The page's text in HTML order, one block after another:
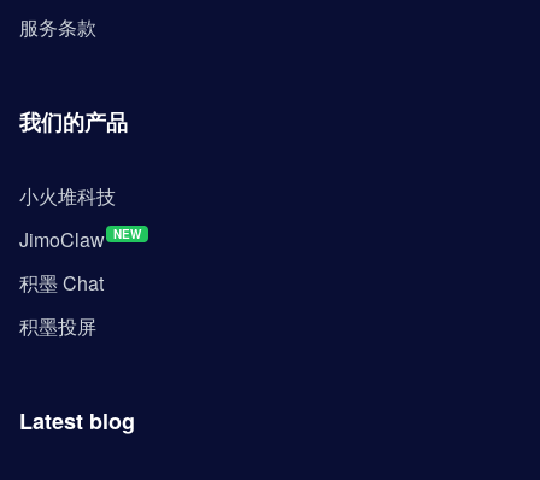
服务条款
我们的产品
小火堆科技
JimoClaw NEW
积墨 Chat
积墨投屏
Latest blog